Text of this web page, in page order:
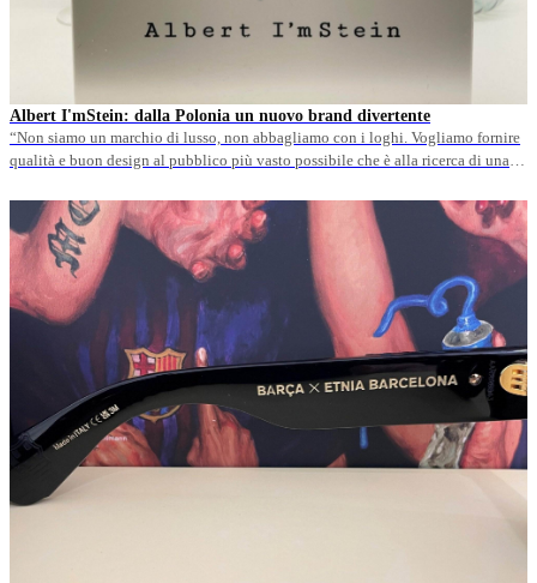
Albert I'mStein: dalla Polonia un nuovo brand divertente
“Non siamo un marchio di lusso, non abbagliamo con i loghi. Vogliamo fornire
qualità e buon design al pubblico più vasto possibile che è alla ricerca di una